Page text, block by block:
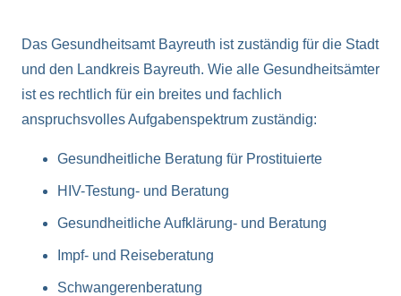
Das Gesundheitsamt Bayreuth ist zuständig für die Stadt
und den Landkreis Bayreuth. Wie alle Gesundheitsämter
ist es rechtlich für ein breites und fachlich
anspruchsvolles Aufgabenspektrum zuständig:
Gesundheitliche Beratung für Prostituierte
HIV-Testung- und Beratung
Gesundheitliche Aufklärung- und Beratung
Impf- und Reiseberatung
Schwangerenberatung